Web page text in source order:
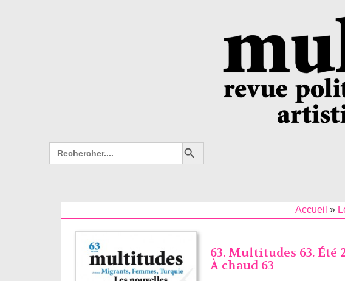
Search
for:
Search Button
Accueil »
63. Multitudes 63. Été
À chaud 63